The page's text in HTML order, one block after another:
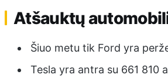
Atšauktų
Šiuo metu tik Ford yra
Tesla yra antra su 661 810